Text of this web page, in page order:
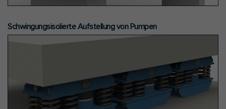
Schwingungsisolierte Aufstellung von Pumpen